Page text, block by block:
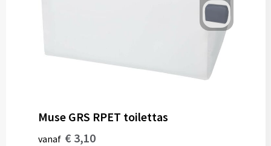
Muse GRS RPET toilettas
vanaf € 3,10